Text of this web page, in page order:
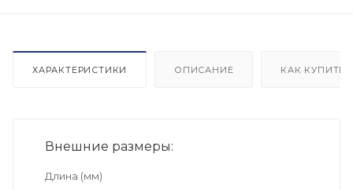
ХАРАКТЕРИСТИКИ ОПИСАНИЕ КАК КУПИТЬ
Внешние размеры:
Длина (мм)